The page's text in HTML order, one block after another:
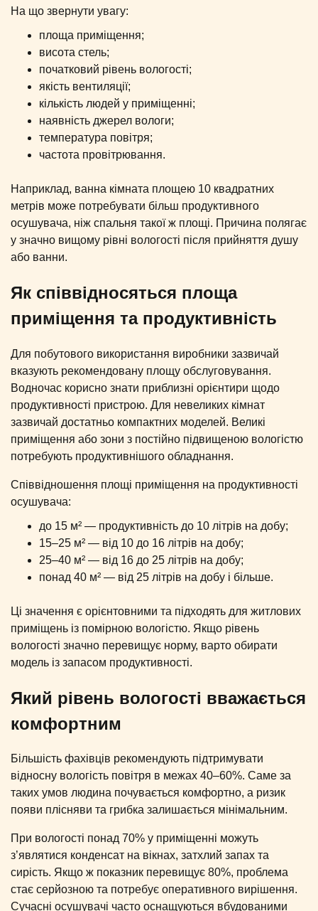
На що звернути увагу:
площа приміщення;
висота стель;
початковий рівень вологості;
якість вентиляції;
кількість людей у приміщенні;
наявність джерел вологи;
температура повітря;
частота провітрювання.
Наприклад, ванна кімната площею 10 квадратних
метрів може потребувати більш продуктивного
осушувача, ніж спальня такої ж площі. Причина полягає
у значно вищому рівні вологості після прийняття душу
або ванни.
Як співвідносяться площа
приміщення та продуктивність
Для побутового використання виробники зазвичай
вказують рекомендовану площу обслуговування.
Водночас корисно знати приблизні орієнтири щодо
продуктивності пристрою. Для невеликих кімнат
зазвичай достатньо компактних моделей. Великі
приміщення або зони з постійно підвищеною вологістю
потребують продуктивнішого обладнання.
Співвідношення площі приміщення на продуктивності
осушувача:
до 15 м² — продуктивність до 10 літрів на добу;
15–25 м² — від 10 до 16 літрів на добу;
25–40 м² — від 16 до 25 літрів на добу;
понад 40 м² — від 25 літрів на добу і більше.
Ці значення є орієнтовними та підходять для житлових
приміщень із помірною вологістю. Якщо рівень
вологості значно перевищує норму, варто обирати
модель із запасом продуктивності.
Який рівень вологості вважається
комфортним
Більшість фахівців рекомендують підтримувати
відносну вологість повітря в межах 40–60%. Саме за
таких умов людина почувається комфортно, а ризик
появи плісняви та грибка залишається мінімальним.
При вологості понад 70% у приміщенні можуть
з’являтися конденсат на вікнах, затхлий запах та
сирість. Якщо ж показник перевищує 80%, проблема
стає серйозною та потребує оперативного вирішення.
Сучасні осушувачі часто оснащуються вбудованими